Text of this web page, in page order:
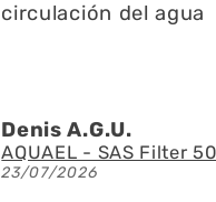
espectacular
Ángel l.Z.p.
21/07/2026